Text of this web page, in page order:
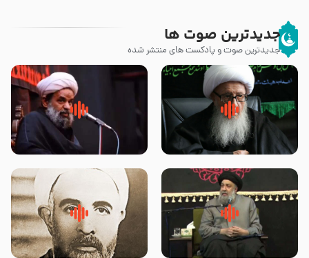
جدیدترین صوت ها
جدیدترین صوت و پادکست های منتشر شده
زوّار اربعین امام حسین (علیه
السلام) با این اشتیاق به زیارت
روضه جانسوز پاره های جگر امام
حسن مجتبی علیه السلام-حجت
لقب حضرت رقیه سلام الله علیها به
چه معناست – حجت الاسلام علوی
روضه‌ی مجلس یزید ملعون و
اسارت اهل‌بیت علیهم‌السلام –